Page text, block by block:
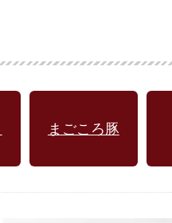
まごころ豚